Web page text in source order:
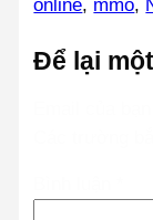
online, mmo,
Để lại